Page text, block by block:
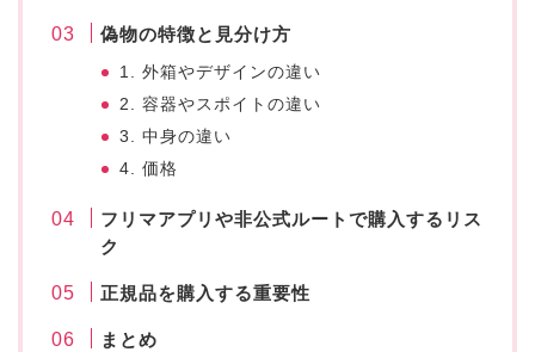
偽物の特徴と見分け方
1. 外箱やデザインの違い
2. 容器やスポイトの違い
3. 中身の違い
4. 価格
フリマアプリや非公式ルートで購入するリス
ク
正規品を購入する重要性
まとめ